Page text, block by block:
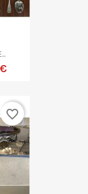
favorite_border